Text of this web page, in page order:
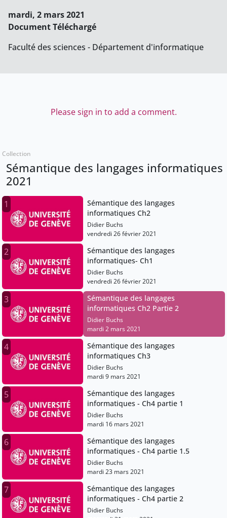
mardi, 2 mars 2021
Document Téléchargé
Faculté des sciences - Département d'informatique
Please sign in to add a comment.
Collection
Sémantique des langages informatiques
2021
1
Sémantique des langages
informatiques Ch2
Didier Buchs
vendredi 26 février 2021
2
Sémantique des langages
informatiques- Ch1
Didier Buchs
vendredi 26 février 2021
3
Sémantique des langages
informatiques Ch2 Partie 2
Didier Buchs
mardi 2 mars 2021
4
Sémantique des langages
informatiques Ch3
Didier Buchs
mardi 9 mars 2021
5
Sémantique des langages
informatiques - Ch4 partie 1
Didier Buchs
mardi 16 mars 2021
6
Sémantique des langages
informatiques - Ch4 partie 1.5
Didier Buchs
mardi 23 mars 2021
7
Sémantique des langages
informatiques - Ch4 partie 2
Didier Buchs